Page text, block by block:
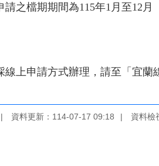
請之檔期期間為115年1月至12
線上申請方式辦理，請至「宜
資料更新：114-07-17 09:18 資料檢